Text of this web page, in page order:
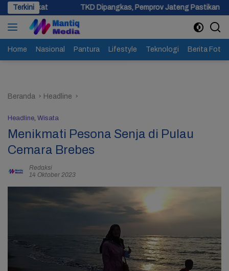
Langsung
ke
konten
Terkini
TKD Dipangkas, Pemprov Jateng Pastikan Tak Ada Kendala
Home Nasional Pantura Lifestyle Teknologi Berita Foto
Beranda Headline
Headline, Wisata
Menikmati Pesona Senja di Pulau
Cemara Brebes
Redaksi
14 Oktober 2023